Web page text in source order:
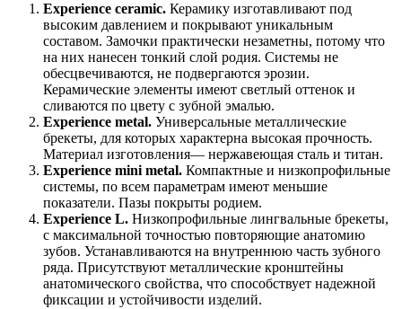
Experience ceramic. Керамику изготавливают под
высоким давлением и покрывают уникальным
составом. Замочки практически незаметны, потому что
на них нанесен тонкий слой родия. Системы не
обесцвечиваются, не подвергаются эрозии.
Керамические элементы имеют светлый оттенок и
сливаются по цвету с зубной эмалью.
Experience metal. Универсальные металлические
брекеты, для которых характерна высокая прочность.
Материал изготовления— нержавеющая сталь и титан.
Experience mini metal. Компактные и низкопрофильные
системы, по всем параметрам имеют меньшие
показатели. Пазы покрыты родием.
Experience L. Низкопрофильные лингвальные брекеты,
с максимальной точностью повторяющие анатомию
зубов. Устанавливаются на внутреннюю часть зубного
ряда. Присутствуют металлические кронштейны
анатомического свойства, что способствует надежной
фиксации и устойчивости изделий.